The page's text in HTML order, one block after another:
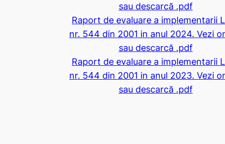
sau descarcă .pdf
Raport de evaluare a implementarii
nr. 544 din 2001 in anul 2024. Vezi
sau descarcă .pdf
Raport de evaluare a implementarii
nr. 544 din 2001 in anul 2023. Vezi
sau descarcă .pdf